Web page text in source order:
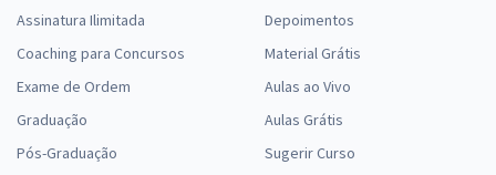
Assinatura Ilimitada
Coaching para Concursos
Exame de Ordem
Graduação
Pós-Graduação
Depoimentos
Material Grátis
Aulas ao Vivo
Aulas Grátis
Sugerir Curso